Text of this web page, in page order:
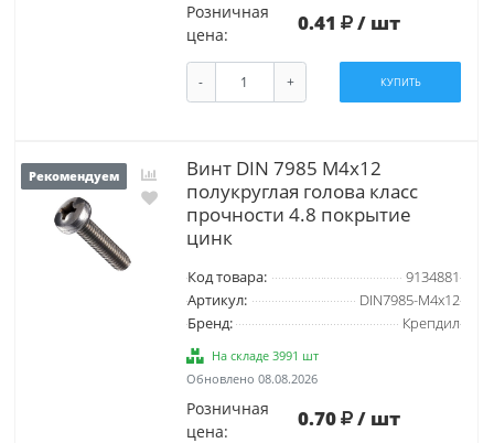
Розничная
цена:
0.41 / шт
- + КУПИТЬ
Рекомендуем
Винт DIN 7985 М4х12
полукруглая голова класс
прочности 4.8 покрытие
цинк
Код товара:
9134881
Артикул:
DIN7985-М4х12
Бренд:
Крепдил
На складе 3991 шт
Обновлено 08.08.2026
Розничная
цена:
0.70 / шт